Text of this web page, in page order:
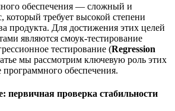
обеспечения — сложный и
требует высокой степени
продукта. Для достижения этих целей
являются смоук-тестирование
тестирование (Regression
мы рассмотрим ключевую роль этих
программного обеспечения.
первичная проверка стабильности